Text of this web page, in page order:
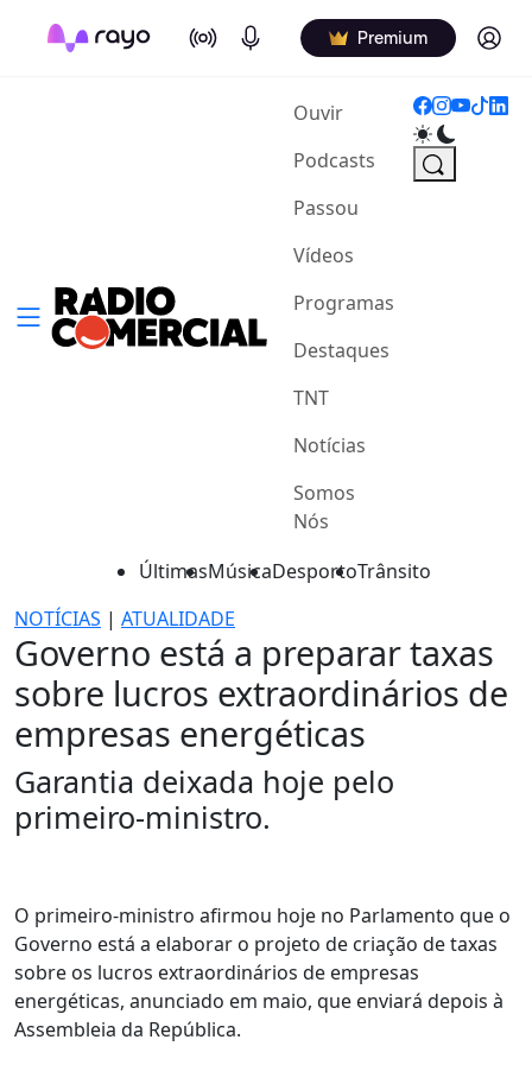
On Air Podcasts Premium Log in
Ouvir(current)
Podcasts
Passou
Vídeos
Programas
Destaques
TNT
Notícias
Somos
Nós
ÚltimasMúsicaDesportoTrânsito
NOTÍCIAS | ATUALIDADE
Governo está a preparar taxas
sobre lucros extraordinários de
empresas energéticas
Garantia deixada hoje pelo
primeiro-ministro.
O primeiro-ministro afirmou hoje no Parlamento que o
Governo está a elaborar o projeto de criação de taxas
sobre os lucros extraordinários de empresas
energéticas, anunciado em maio, que enviará depois à
Assembleia da República.